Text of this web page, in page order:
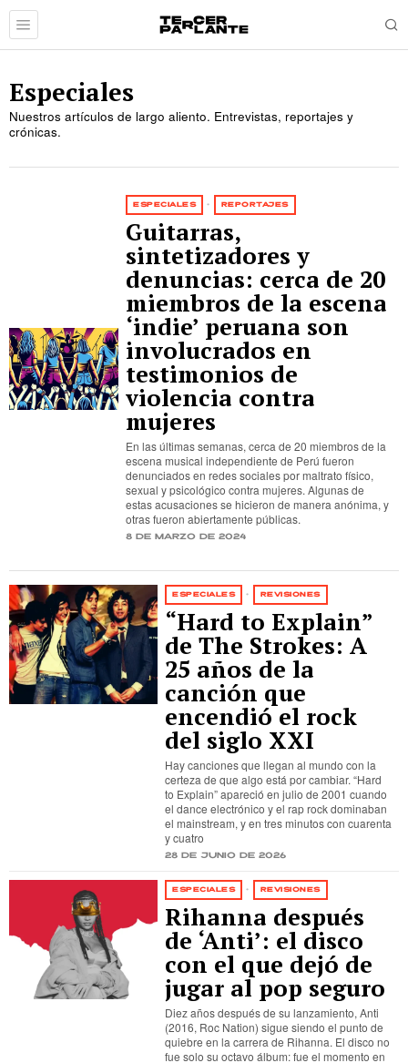
Especiales
Nuestros artículos de largo aliento. Entrevistas, reportajes y
crónicas.
ESPECIALES · REPORTAJES
Guitarras,
sintetizadores y
denuncias: cerca de 20
miembros de la escena
‘indie’ peruana son
involucrados en
testimonios de
violencia contra
mujeres
En las últimas semanas, cerca de 20 miembros de la
escena musical independiente de Perú fueron
denunciados en redes sociales por maltrato físico,
sexual y psicológico contra mujeres. Algunas de
estas acusaciones se hicieron de manera anónima, y
otras fueron abiertamente públicas.
8 de marzo de 2024
ESPECIALES · REVISIONES
“Hard to Explain”
de The Strokes: A
25 años de la
canción que
encendió el rock
del siglo XXI
Hay canciones que llegan al mundo con la
certeza de que algo está por cambiar. “Hard
to Explain” apareció en julio de 2001 cuando
el dance electrónico y el rap rock dominaban
el mainstream, y en tres minutos con cuarenta
y cuatro
28 de junio de 2026
ESPECIALES · REVISIONES
Rihanna después
de ‘Anti’: el disco
con el que dejó de
jugar al pop seguro
Diez años después de su lanzamiento, Anti
(2016, Roc Nation) sigue siendo el punto de
quiebre en la carrera de Rihanna. El disco no
fue solo su octavo álbum: fue el momento en